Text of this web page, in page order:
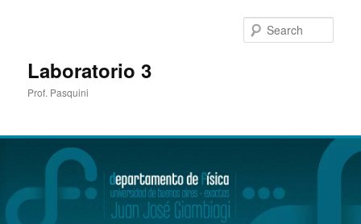
Laboratorio 3
Prof. Pasquini